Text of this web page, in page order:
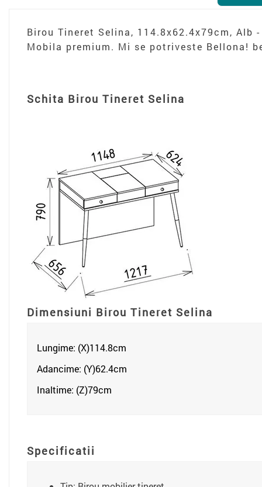
Birou Tineret Selina, 114.8x62.4x79cm, Alb
Mobila premium. Mi se potriveste Bellona!
Schita Birou Tineret Selina
Dimensiuni Birou Tineret Selina
Lungime: (X)114.8cm
Adancime: (Y)62.4cm
Inaltime: (Z)79cm
Specificatii